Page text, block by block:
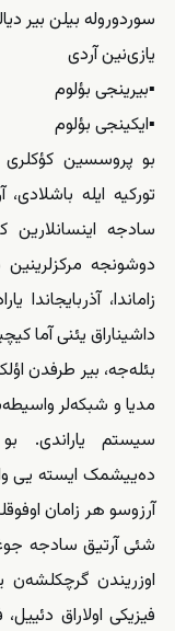
سوردوروله بیلن بیر
یازی‌نین آردی
▪بیرینجی بؤلوم
▪ایکینجی بؤلوم
بو پروسسین کؤکلری
تورکیه ایله باشلادی،
سادجه اینسانلارین
دوشونجه
زاماندا، آذربایجاندا
داشیناراق یئنی آما
بئله‌جه، بیر طرفدن
مدیا و شبکه‌لر
سیستم یاراندی. بو
ده‌ییشمک ایسته یی
آرزوسو هر زامان
شئی آرتیق سادجه
اوزریندن گرچکلشه‌ن
فیزیکی اولاراق دئییل،